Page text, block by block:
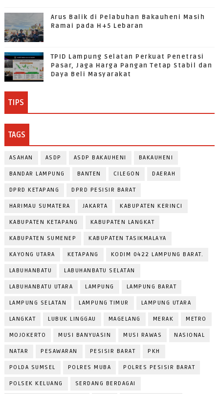
Arus Balik di Pelabuhan Bakauheni Masih
Ramai pada H+5 Lebaran
TPID Lampung Selatan Perkuat Penetrasi
Pasar, Jaga Harga Pangan Tetap Stabil dan
Daya Beli Masyarakat
TIPS
TAGS
ASAHAN ASDP ASDP BAKAUHENI BAKAUHENI
BANDAR LAMPUNG BANTEN CILEGON DAERAH
DPRD KETAPANG DPRD PESISIR BARAT
HARIMAU SUMATERA JAKARTA KABUPATEN KERINCI
KABUPATEN KETAPANG KABUPATEN LANGKAT
KABUPATEN SUMENEP KABUPATEN TASIKMALAYA
KAYONG UTARA KETAPANG KODIM 0422 LAMPUNG BARAT.
LABUHANBATU LABUHANBATU SELATAN
LABUHANBATU UTARA LAMPUNG LAMPUNG BARAT
LAMPUNG SELATAN LAMPUNG TIMUR LAMPUNG UTARA
LANGKAT LUBUK LINGGAU MAGELANG MERAK METRO
MOJOKERTO MUSI BANYUASIN MUSI RAWAS NASIONAL
NATAR PESAWARAN PESISIR BARAT PKH
POLDA SUMSEL POLRES MUBA POLRES PESISIR BARAT
POLSEK KELUANG SERDANG BERDAGAI